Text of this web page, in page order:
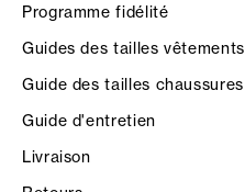
Programme fidélité
Guides des tailles vêtements
Guide des tailles chaussures
Guide d'entretien
Livraison